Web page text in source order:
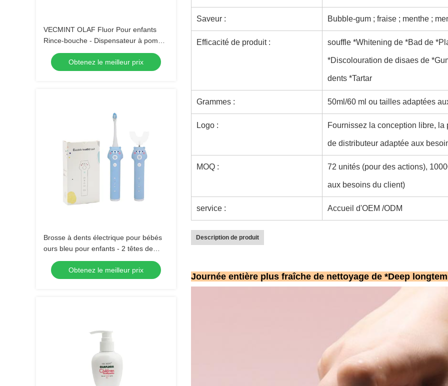
VECMINT OLAF Fluor Pour enfants
Rince-bouche - Dispensateur à pompe
de 100 ml Arôme de fraise Défense du
sucre anti-cavité Soins buccaux sûrs à
avaler
Obtenez le meilleur prix
Brosse à dents électrique pour bébés
ours bleu pour enfants - 2 têtes de
brosse (brousse douce) Brosse à dents
à son sans étanchéité avec 3 modes
pour enfants 3-15 ans Kit de soins
Obtenez le meilleur prix
Saveur : Bubble-gum ; fraise ; menthe ;
Efficacité de produit : souffle *Whitening de *Bad de
*Discolouration de disaes de
dents *Tartar
Grammes : 50ml/60 ml ou tailles adaptées
Logo : Fournissez la conception libre, la
de distributeur adaptée aux
MOQ : 72 unités (pour des actions),
aux besoins du client)
service : Accueil d'OEM /ODM
Description de produit
Journée entière plus fraîche de nettoyage de *Deep